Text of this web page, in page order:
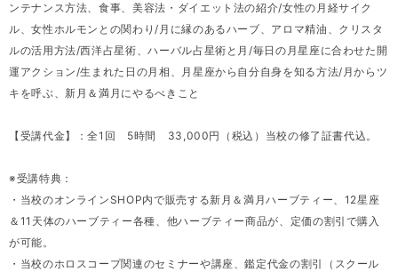
ンテナンス方法、食事、美容法・ダイエット法の紹介/女性の月経サイク
ル、女性ホルモンとの関わり/月に縁のあるハーブ、アロマ精油、クリスタ
ルの活用方法/西洋占星術、ハーバル占星術と月/毎日の月星座に合わせた開
運アクション/生まれた日の月相、月星座から自分自身を知る方法/月からツ
キを呼ぶ、新月＆満月にやるべきこと
【受講代金】：全1回 5時間 33,000円（税込）当校の修了証書代込。
※受講特典：
・当校のオンラインSHOP内で販売する新月＆満月ハーブティー、12星座
＆11天体のハーブティー各種、他ハーブティー商品が、定価の割引で購入
が可能。
・当校のホロスコープ関連のセミナーや講座、鑑定代金の割引（スクール